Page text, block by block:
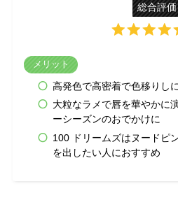
総合評価
メリット
高発色で高密着で色移りし
大粒なラメで唇を華やかに
ーシーズンのおでかけに
100 ドリームズはヌードピ
を出したい人におすすめ